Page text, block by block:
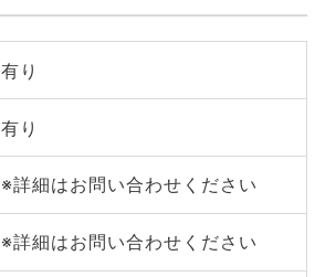
有り
有り
※詳細はお問い合わせください
※詳細はお問い合わせください